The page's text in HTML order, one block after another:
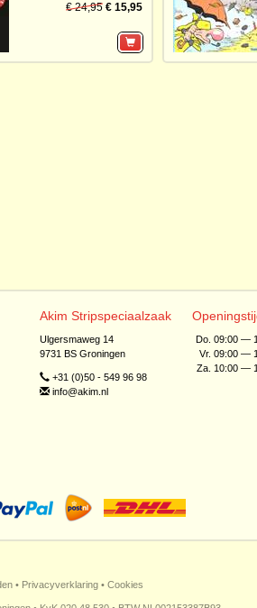
€ 24,95 € 15,95
Akim Stripspeciaalzaak
Ulgersmaweg 14
9731 BS Groningen
+31 (0)50 - 549 96 98
info@akim.nl
Do. 09:00 —
Vr. 09:00 —
Za. 10:00 —
• Privacyverklaring • Cookies